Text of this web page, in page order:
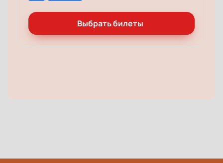
Выбрать билеты